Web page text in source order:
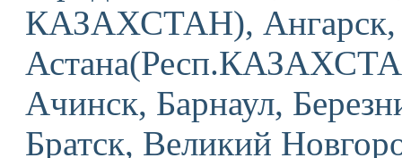
КАЗАХСТАН), Ангарск,
Ачинск, Барнаул,
Братск, Великий